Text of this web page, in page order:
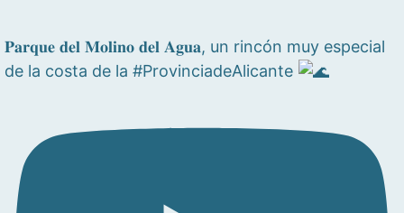
𝐏𝐚𝐫𝐪𝐮𝐞 𝐝𝐞𝐥 𝐌𝐨𝐥𝐢𝐧𝐨 𝐝𝐞𝐥 𝐀𝐠𝐮𝐚, un rincón muy especial
de la costa de la #ProvinciadeAlicante